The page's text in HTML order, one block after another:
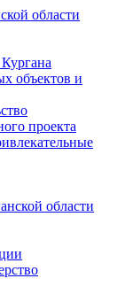
области
объектов и
проекта
области